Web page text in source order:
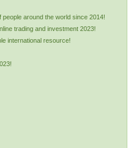
around the world since 2014!
trading and investment 2023!
international resource!